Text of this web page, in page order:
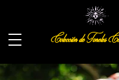
Colección de Toneles